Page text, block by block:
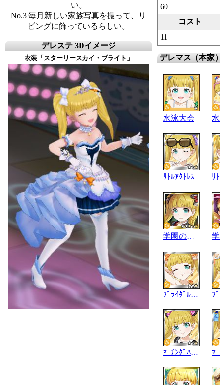
60
コスト
11
デレマス（本家
水泳大会
ﾘﾄﾙｱｸﾄﾚｽ ﾘ
学園の魔女
ﾌﾞﾗｲﾀﾞﾙｾﾚｸｼｮﾝ
ﾏｰﾁﾝｸﾞﾊﾞﾝﾄﾞ
い。
No.3 毎月新しい家族写真を撮って、リ
ビングに飾っているらしい。
デレステ 3Dイメージ
衣装「スターリースカイ・ブライト」